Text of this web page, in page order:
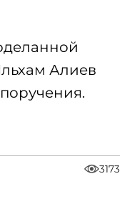
Алиев
3173